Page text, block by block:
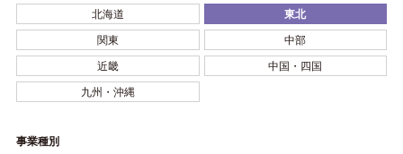
北海道 東北
関東 中部
近畿 中国・四国
九州・沖縄
事業種別